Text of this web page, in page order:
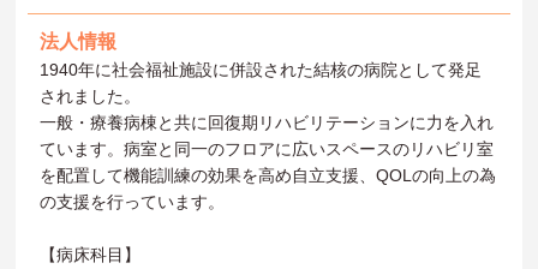
法人情報
1940年に社会福祉施設に併設された結核の病院として発足
されました。
一般・療養病棟と共に回復期リハビリテーションに力を入れ
ています。病室と同一のフロアに広いスペースのリハビリ室
を配置して機能訓練の効果を高め自立支援、QOLの向上の為
の支援を行っています。
【病床科目】